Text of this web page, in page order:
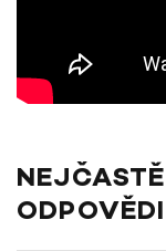
ODPOVĚDI